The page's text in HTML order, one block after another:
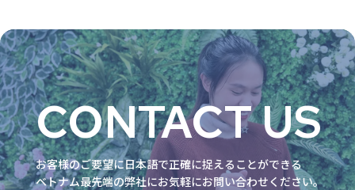
CONTACT US
お客様のご要望に⽇本語で正確に捉えることができる
ベトナム最先端の弊社にお気軽にお問い合わせください。